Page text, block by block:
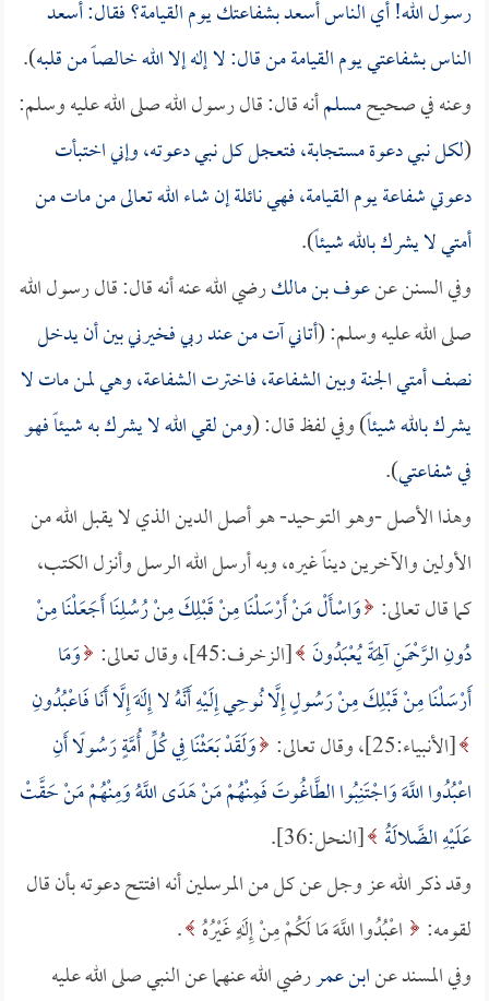
رسول الله! أي الناس أسعد بشفاعتك يوم القيامة؟ فقال: أسعد
الناس بشفاعتي يوم القيامة من قال: لا إله إلا الله خالصاً من قلبه).
وعنه في صحيحمسلمأنه قال: قال رسول الله صلى الله عليه وسلم:
(لكل نبي دعوة مستجابة، فتعجل كل نبي دعوته، وإني اختبأت
دعوتي شفاعة يوم القيامة، فهي نائلة إن شاء الله تعالى من مات من
أمتي لا يشرك بالله شيئاً).
وفي السنن عنعوف بن مالكرضي الله عنه أنه قال: قال رسول الله
صلى الله عليه وسلم: (أتاني آت من عند ربي فخيرني بين أن يدخل
نصف أمتي الجنة وبين الشفاعة، فاخترت الشفاعة، وهي لمن مات لا
يشرك بالله شيئاً) وفي لفظ قال: (ومن لقي الله لا يشرك به شيئاً فهو
في شفاعتي).
وهذا الأصل -وهو التوحيد- هو أصل الدين الذي لا يقبل الله من
الأولين والآخرين ديناً غيره، وبه أرسل الله الرسل وأنزل الكتب،
كما قال تعالى: وَاسْأَلْ مَنْ أَرْسَلْنَا مِنْ قَبْلِكَ مِنْ رُسُلِنَا أَجَعَلْنَا مِنْ
دُونِ الرَّحْمَنِ آلِهَةً يُعْبَدُونَ [الزخرف:45]، وقال تعالى:
وَمَا
أَرْسَلْنَا مِنْ قَبْلِكَ مِنْ رَسُولٍ إِلَّا نُوحِي إِلَيْهِ أَنَّهُ لا إِلَهَ إِلَّا أَنَا فَاعْبُدُونِ
[الأنبياء:25]، وقال تعالى:
وَلَقَدْ بَعَثْنَا فِي كُلِّ أُمَّةٍ رَسُولًا أَنِ
اعْبُدُوا اللَّهَ وَاجْتَنِبُوا الطَّاغُوتَ فَمِنْهُمْ مَنْ هَدَى اللَّهُ وَمِنْهُمْ مَنْ حَقَّتْ
عَلَيْهِ الضَّلالَةُ [النحل:36].
وقد ذكر الله عز وجل عن كل من المرسلين أنه افتتح دعوته بأن قال
لقومه:
اعْبُدُوا اللَّهَ مَا لَكُمْ مِنْ إِلَهٍ غَيْرُهُ .
وفي المسند عنابن عمررضي الله عنهما عن النبي صلى الله عليه